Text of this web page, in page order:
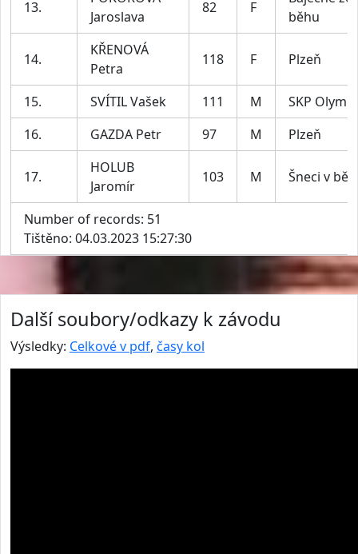
13.
Jaroslava
82 F
běhu
14.
KŘENOVÁ
Petra
118 F Plzeň
15. SVÍTIL Vašek 111 M
SKP
16.
GAZDA Petr 97 M Plzeň
17.
HOLUB
Jaromír
103 M Šneci v
Number of records: 51
Tištěno: 04.03.2023 15:27:30
Další soubory/odkazy k závodu
Výsledky: Celkové v pdf, časy kol